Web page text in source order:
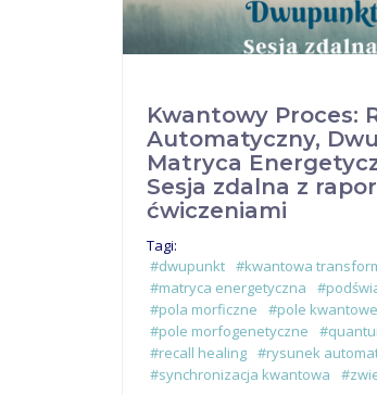
Kwantowy Proces:
Automatyczny,
Matryca
Sesja zdalna z
ćwiczeniami
Tagi:
#dwupunkt #kwantowa
#matryca energetyczna
#pola morficzne
#pole kwantowe
#pole morfogenetyczne
#recall healing #rysunek
#synchronizacja kwantowa